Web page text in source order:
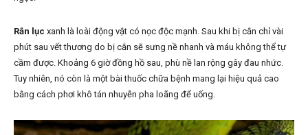
Rắn lục xanh là loài động vật có nọc độc mạnh. Sau khi bị cắn chỉ vài
phút sau vết thương do bị cắn sẽ sưng nề nhanh và máu không thể tự
cầm được. Khoảng 6 giờ đồng hồ sau, phù nề lan rộng gây đau nhức.
Tuy nhiên, nó còn là một bài thuốc chữa bệnh mang lại hiệu quả cao
bằng cách phơi khô tán nhuyễn pha loãng để uống.